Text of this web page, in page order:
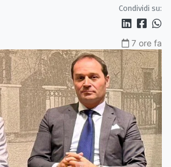
Condividi su:
7 ore fa